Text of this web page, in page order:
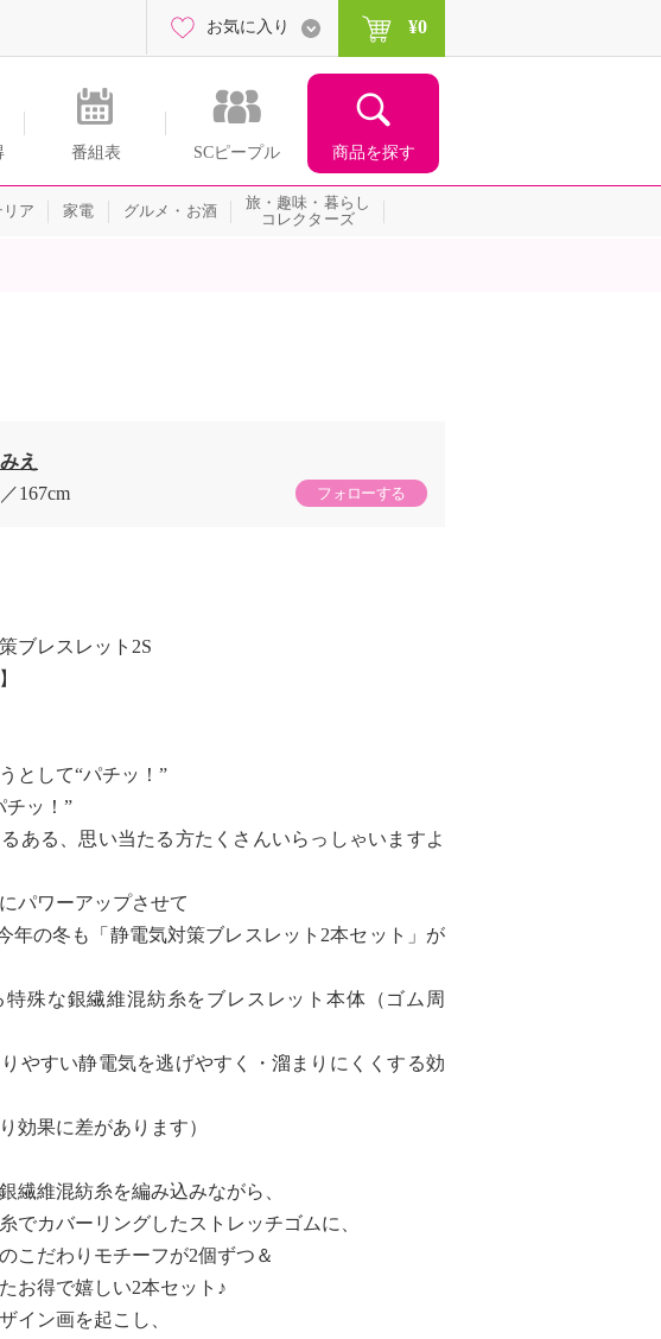
ル
番組表 SCピープル 商品を探す
お気に入り ¥0
ア 家電 グルメ・お酒
旅・趣味・暮らし
コレクターズ
え
167cm フォローする
ブレスレット2S
として“パチッ！”
チッ！”
ある、思い当たる方たくさんいらっしゃいますよ
パワーアップさせて
年の冬も「静電気対策ブレスレット2本セット」が
殊な銀繊維混紡糸をブレスレット本体（ゴム周
やすい静電気を逃げやすく・溜まりにくくする効
効果に差があります）
繊維混紡糸を編み込みながら、
でカバーリングしたストレッチゴムに、
こだわりモチーフが2個ずつ＆
お得で嬉しい2本セット♪
イン画を起こし、